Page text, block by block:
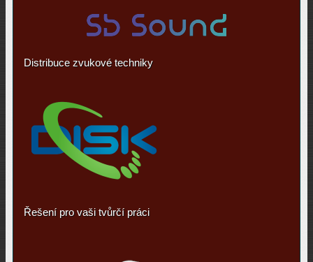
Distribuce zvukové techniky
Řešení pro vaši tvůrčí práci